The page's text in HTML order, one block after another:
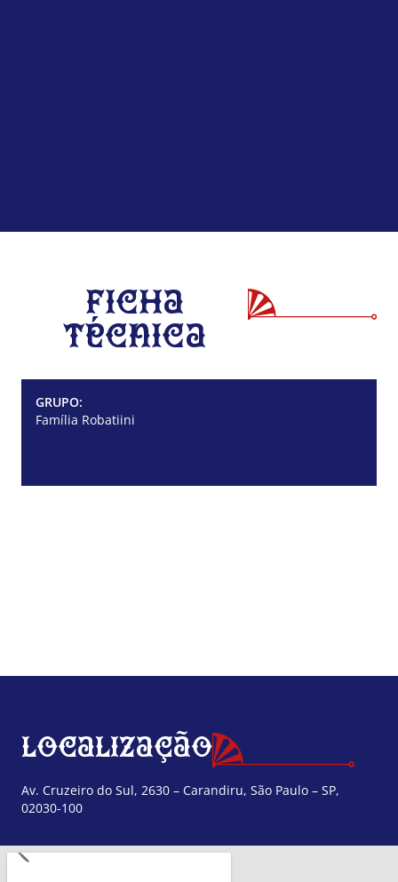
Ficha
Técnica
GRUPO:
Família Robatiini
Localização
Av. Cruzeiro do Sul, 2630 – Carandiru, São Paulo – SP,
02030-100